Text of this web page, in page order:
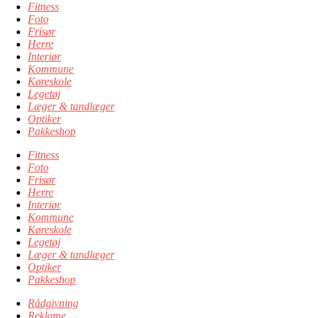
Fitness
Foto
Frisør
Herre
Interiør
Kommune
Køreskole
Legetøj
Læger & tandlæger
Optiker
Pakkeshop
Fitness
Foto
Frisør
Herre
Interiør
Kommune
Køreskole
Legetøj
Læger & tandlæger
Optiker
Pakkeshop
Rådgivning
Reklame